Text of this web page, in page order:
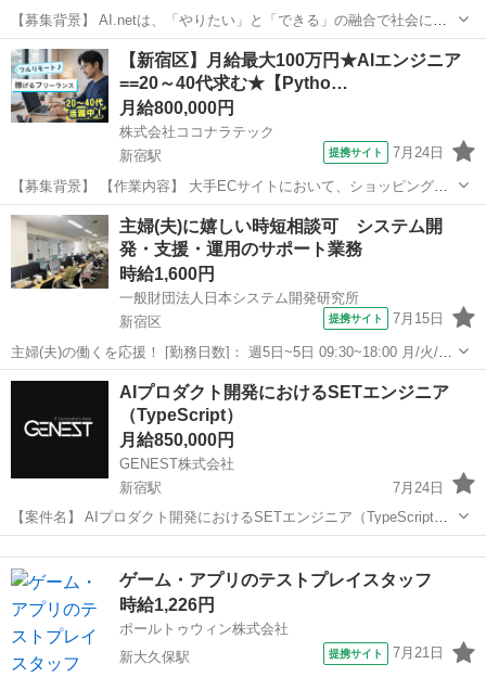
【募集背景】 AI.netは、「やりたい」と「できる」の融合で社会に貢
献し、充実した豊かな人生を共に創るという強い信念のもと、2024年3
月、SI事業と再生可能エネルギー(太陽光発電所)開発を担うグループ企
業の統合により誕生...
東京 新宿区 新宿駅 エンジニア
【新宿区】月給最大100万円★AIエンジニア
==20～40代求む★【Pytho…
月給800,000円
株式会社ココナラテック
新宿駅
提携サイト 7月24日
【募集背景】 【作業内容】 大手ECサイトにおいて、ショッピング可
能なAIエージェントを開発します。 【求める人物像】 【ポジションの
魅力】 AIエージェントおよびMCPサーバ開発に携わることができま
す。 【開発環境...
東京 新宿区 新宿駅 エンジニア
主婦(夫)に嬉しい時短相談可 システム開
発・支援・運用のサポート業務
時給1,600円
一般財団法人日本システム開発研究所
新宿区
提携サイト 7月15日
主婦(夫)の働くを応援！ [勤務日数]： 週5日~5日 09:30~18:00 月/火/水/
木/金 [勤務地・最寄駅]： 東京都新宿区新宿１丁目８番１号 大橋御苑
駅ビル２階 一般財団法人日本システム開発研究所 新宿御苑前...
東京 新宿区 エンジニア
AIプロダクト開発におけるSETエンジニア
（TypeScript）
月給850,000円
GENEST株式会社
新宿駅
7月24日
【案件名】 AIプロダクト開発におけるSETエンジニア（TypeScript）
【業務内容】 ・AIを活用したWebサービス開発において、QA体制の
整備およびテスト自動化をご担当いただきます。 ・テスト設計から
自...
ゲーム・アプリのテストプレイスタッフ
時給1,226円
ポールトゥウィン株式会社
新大久保駅
提携サイト 7月21日